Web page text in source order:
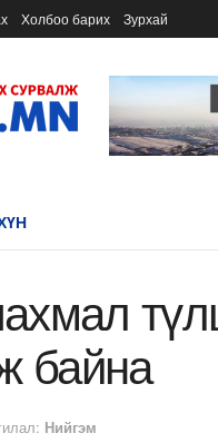
Холбоо барих Зурхай
байна
Нийгэм